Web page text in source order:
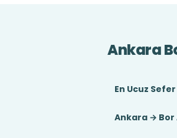
Ankara
En Ucuz Sefer
Ankara → Bor